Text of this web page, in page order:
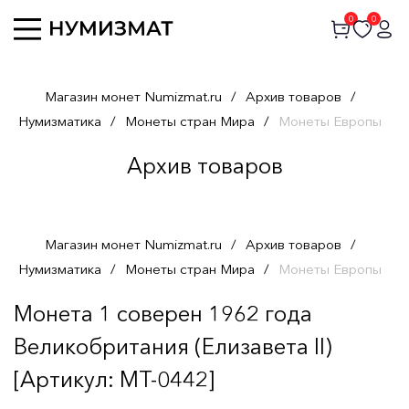
0 0
Магазин монет Numizmat.ru / Архив товаров /
Нумизматика / Монеты стран Мира / Монеты Европы
Архив товаров
Магазин монет Numizmat.ru / Архив товаров /
Нумизматика / Монеты стран Мира / Монеты Европы
Монета 1 соверен 1962 года
Великобритания (Елизавета II)
[Артикул: MT-0442]